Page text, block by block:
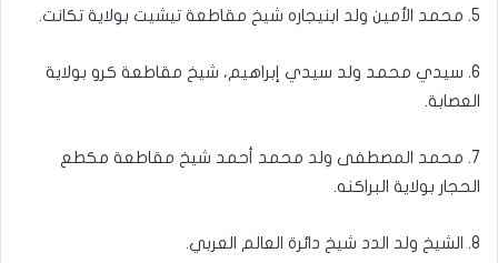
5. محمد الأمين ولد ابنيجاره شيخ مقاطعة تيشيت بولاية تكانت.
6. سيدي محمد ولد سيدي إبراهيم، شيخ مقاطعة كرو بولاية
العصابة.
7. محمد المصطفى ولد محمد أحمد شيخ مقاطعة مكطع
الحجار بولاية البراكنه.
8. الشيخ ولد الدد شيخ دائرة العالم العربي.